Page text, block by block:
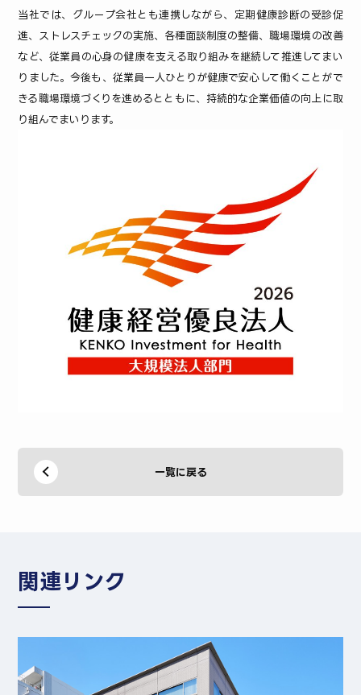
当社では、グループ会社とも連携しながら、定期健康診断の受診促
進、ストレスチェックの実施、各種面談制度の整備、職場環境の改善
など、従業員の心身の健康を支える取り組みを継続して推進してまい
りました。今後も、従業員一人ひとりが健康で安心して働くことがで
きる職場環境づくりを進めるとともに、持続的な企業価値の向上に取
り組んでまいります。
一覧に戻る
関連リンク